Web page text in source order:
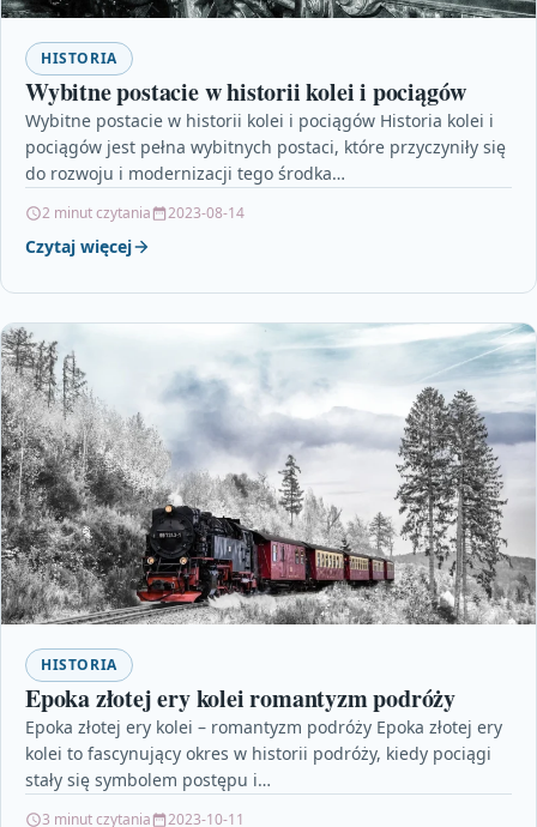
HISTORIA
Wybitne postacie w historii kolei i pociągów
Wybitne postacie w historii kolei i pociągów Historia kolei i
pociągów jest pełna wybitnych postaci, które przyczyniły się
do rozwoju i modernizacji tego środka…
2 minut czytania 2023-08-14
Czytaj więcej
HISTORIA
Epoka złotej ery kolei romantyzm podróży
Epoka złotej ery kolei – romantyzm podróży Epoka złotej ery
kolei to fascynujący okres w historii podróży, kiedy pociągi
stały się symbolem postępu i…
3 minut czytania 2023-10-11